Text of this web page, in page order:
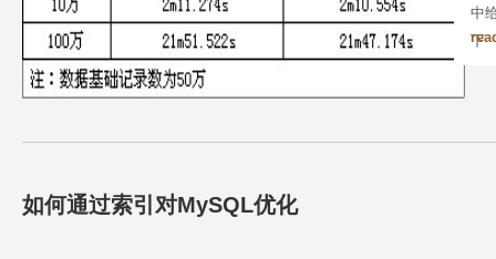
中
下
如何通过索引对MySQL优化